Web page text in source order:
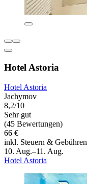
Hotel Astoria
Hotel Astoria
Jachymov
8,2/10
Sehr gut
(45 Bewertungen)
66 €
inkl. Steuern & Gebühren
10. Aug.–11. Aug.
Hotel Astoria